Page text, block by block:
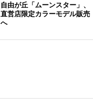
自由が丘「ムーンスター」、
直営店限定カラーモデル販売
へ